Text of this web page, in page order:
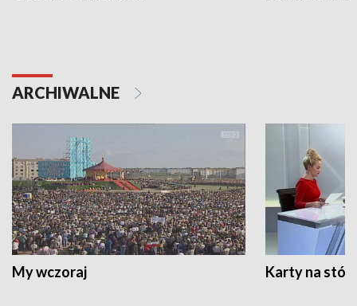
ARCHIWALNE
My wczoraj Karty na